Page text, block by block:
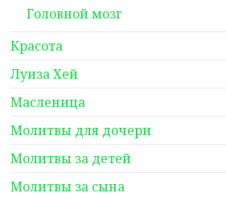
Головной мозг
Красота
Луиза Хей
Масленица
Молитвы для дочери
Молитвы за детей
Молитвы за сына